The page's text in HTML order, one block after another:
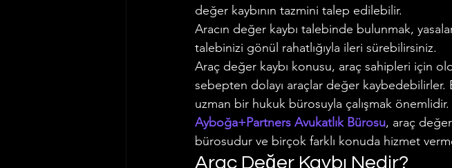
İş ve Sosyal Güvenlik Hukuku Makalelerimiz Polis -
Vergi Hukuku Trafik Hukuku
değer kaybının tazmini talep edilebilir.
Aracın değer kaybı talebinde bulunmak,
talebinizi gönül rahatlığıyla ileri sürebilirsiniz.
Araç değer kaybı konusu, araç sahipleri için
sebepten dolayı araçlar değer
uzman bir hukuk bürosuyla çalışmak önemlidir.
Ayboğa+Partners Avukatlık Bürosu, araç
bürosudur ve birçok farklı konuda hizmet
Araç Değer Kaybı Nedir?